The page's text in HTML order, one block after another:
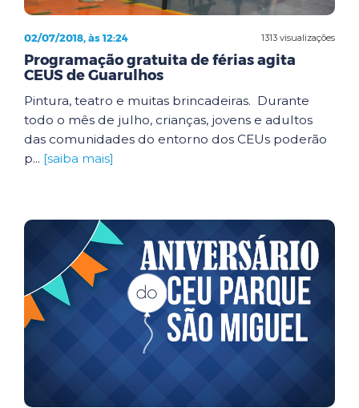
1313 visualizações
02/07/2018, às 12:24
Programação gratuita de férias agita
CEUS de Guarulhos
Pintura, teatro e muitas brincadeiras. Durante
todo o mês de julho, crianças, jovens e adultos
das comunidades do entorno dos CEUs poderão
p... [saiba mais]